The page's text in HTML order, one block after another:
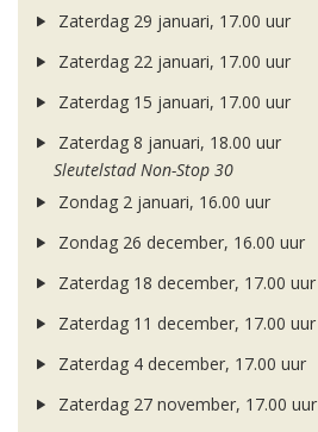
Zaterdag 29 januari, 17.00 uur
Zaterdag 22 januari, 17.00 uur
Zaterdag 15 januari, 17.00 uur
Zaterdag 8 januari, 18.00 uur
Sleutelstad Non-Stop 30
Zondag 2 januari, 16.00 uur
Zondag 26 december, 16.00 uur
Zaterdag 18 december, 17.00 uur
Zaterdag 11 december, 17.00 uur
Zaterdag 4 december, 17.00 uur
Zaterdag 27 november, 17.00 uur